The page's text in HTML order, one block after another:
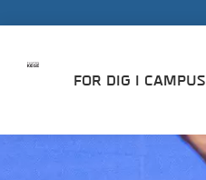
FOR DIG I CAMPUS